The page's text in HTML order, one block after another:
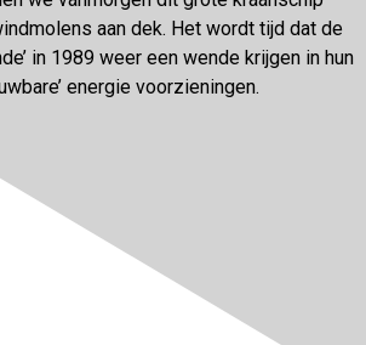
aan dek. Het wordt tijd dat de
in 1989 weer een wende krijgen in hun
energie voorzieningen.